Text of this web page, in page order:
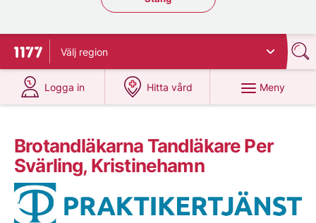
Till startsidan för 1177
Välj region
Logga in
på 1177.se
Hitta vård
på 1177.se
Meny
Brotandläkarna Tandläkare Per
Svärling, Kristinehamn